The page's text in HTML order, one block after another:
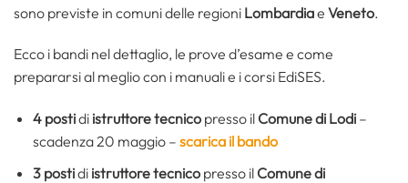
sono previste in comuni delle regioni Lombardiae Veneto.
Ecco i bandi nel dettaglio, le prove d’esame e come
prepararsi al meglio con i manuali e i corsi EdiSES.
4 postidi istruttore tecnicopresso il Comune di Lodi–
scadenza 20 maggio – scarica il bando
3 postidi istruttore tecnicopresso il Comune di